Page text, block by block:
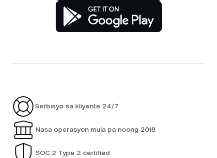
Serbisyo sa kliyente 24/7
Nasa operasyon mula pa noong 2018
SOC 2 Type 2 certified